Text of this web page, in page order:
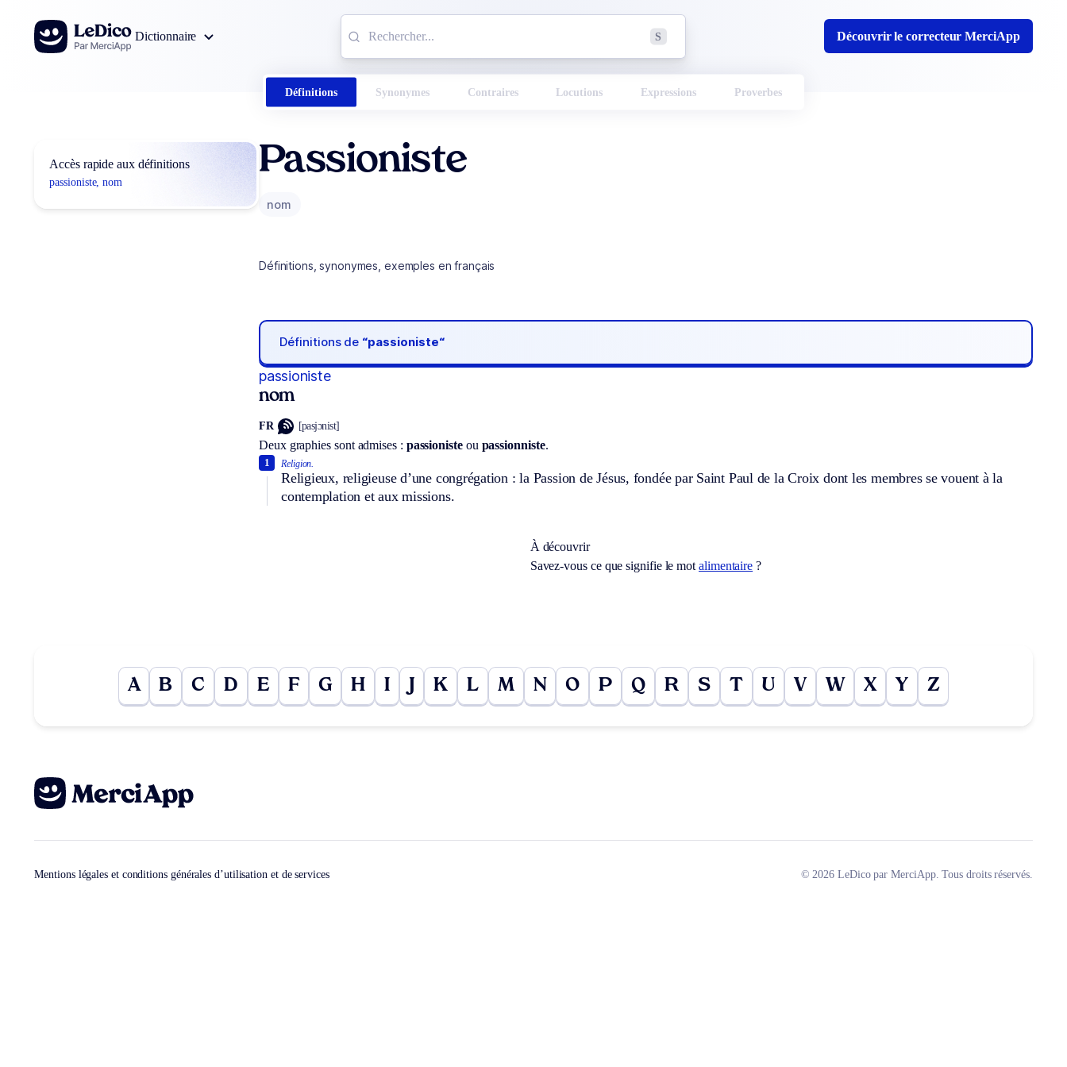
Aller au contenu
Dictionnaire
S Découvrir le correcteur MerciApp
Définitions Synonymes Contraires Locutions Expressions Proverbes
Accès rapide aux définitions
passioniste, nom
Passioniste
nom
Définitions, synonymes, exemples en français
Définitions de “passioniste“
passioniste
nom
FR [pasjɔnist]
Deux graphies sont admises : passionisteou passionniste.
Religion.
Religieux, religieuse d’une congrégation : la Passion de Jésus, fondée par Saint Paul de la Croix dont les membres se vouent à la
contemplation et aux missions.
1
À découvrir
Savez-vous ce que signifie le motalimentaire ?
A B C D E F G H I K L M N O P Q R S T U V W X Y Z
Mentions légales et conditions générales d’utilisation et de services © 2026 LeDico par MerciApp. Tous droits réservés.